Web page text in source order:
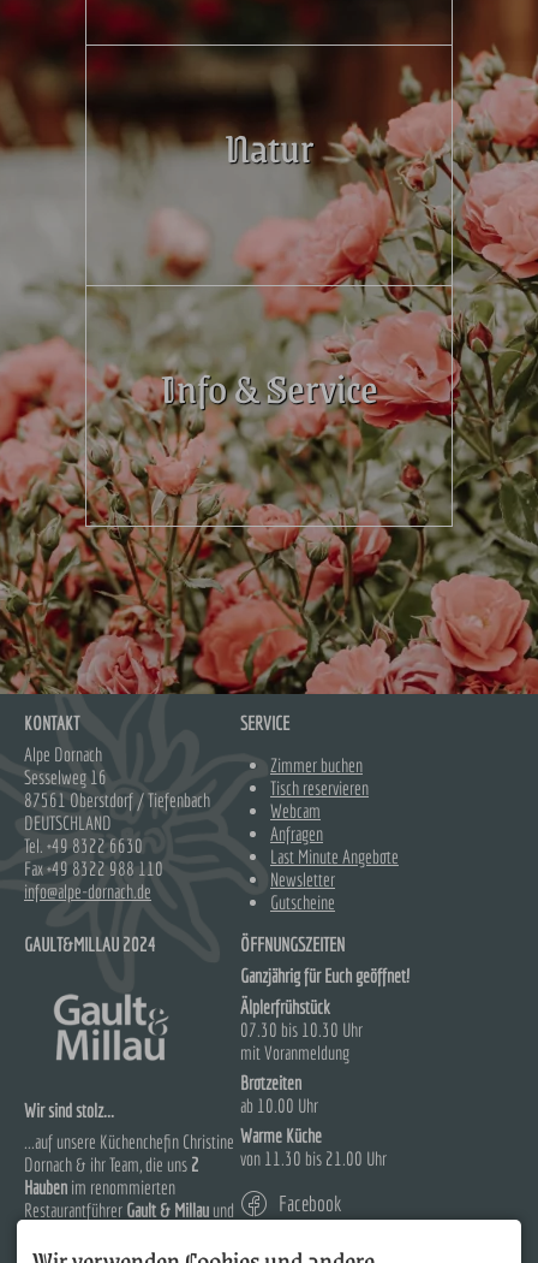
Natur
Info & Service
KONTAKT
Alpe Dornach
Sesselweg 16
87561 Oberstdorf / Tiefenbach
DEUTSCHLAND
Tel. +49 8322 6630
Fax +49 8322 988 110
info@alpe-dornach.de
SERVICE
Zimmer buchen
Tisch reservieren
Webcam
Anfragen
Last Minute Angebote
Newsletter
Gutscheine
GAULT&MILLAU 2024
Wir sind stolz...
...auf unsere Küchenchefin Christine
Dornach & ihr Team, die uns 2
Hauben im renommierten
Restaurantführer Gault & Millau und
haben!
ÖFFNUNGSZEITEN
Ganzjährig für Euch geöffnet!
Älplerfrühstück
07.30 bis 10.30 Uhr
mit Voranmeldung
Brotzeiten
ab 10.00 Uhr
Warme Küche
von 11.30 bis 21.00 Uhr
Facebook